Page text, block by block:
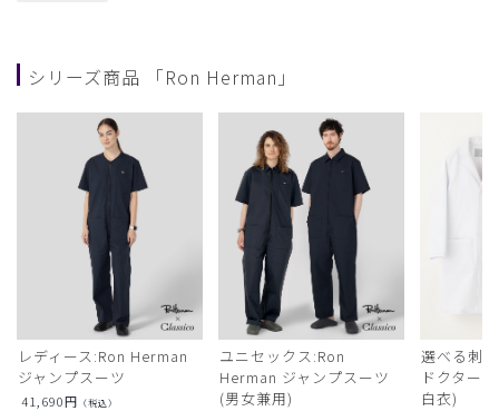
シリーズ商品 「Ron Herman」
レディース:Ron Herman
ジャンプスーツ
41,690円 （税込）
ユニセックス:Ron
Herman ジャンプスーツ
(男女兼用)
選べる刺
ドクター
白衣)